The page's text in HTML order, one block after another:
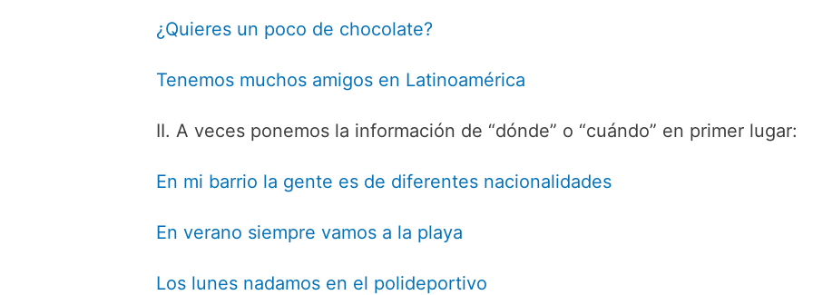
¿Quieres un poco de chocolate?
Tenemos muchos amigos en Latinoamérica
II. A veces ponemos la información de “dónde” o “cuándo” en primer lugar:
En mi barrio la gente es de diferentes nacionalidades
En verano siempre vamos a la playa
Los lunes nadamos en el polideportivo